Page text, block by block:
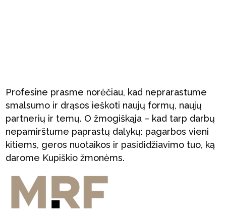
Profesine prasme norėčiau, kad neprarastume
smalsumo ir drąsos ieškoti naujų formų, naujų
partnerių ir temų. O žmogiškąja – kad tarp darbų
nepamirštume paprastų dalykų: pagarbos vieni
kitiems, geros nuotaikos ir pasididžiavimo tuo, ką
darome Kupiškio žmonėms.